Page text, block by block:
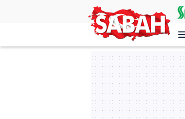
Türkiye'nin en iyi haber sitesi